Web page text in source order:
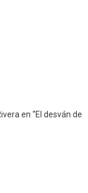
en “El desván de